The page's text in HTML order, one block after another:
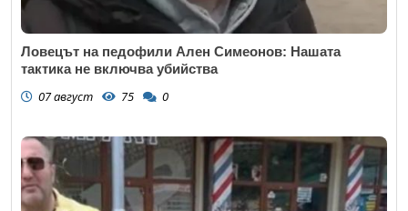
Ловецът на педофили Ален Симеонов: Нашата
тактика не включва убийства
07 август 75 0